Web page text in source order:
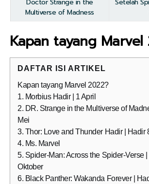
Multiverse of Madness
Kapan tayang Marvel
DAFTAR ISI ARTIKEL
Kapan tayang Marvel 2022?
1. Morbius Hadir | 1 April
2. DR. Strange in the Multiverse of
Mei
3. Thor: Love and Thunder Hadir | Hadir
4. Ms. Marvel
5. Spider-Man: Across the Spider-Verse
Oktober
6. Black Panther: Wakanda Forever |